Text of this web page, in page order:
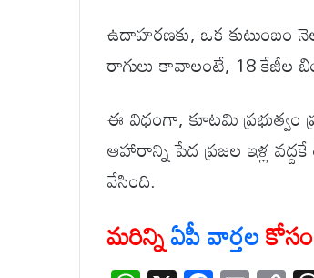
ఉదాహరణకు, ఒక కుటుంబం
రాగులు కావాలంటే, 18 కేజీల
ఈ విధంగా, కూటమి ప్రభుత్వం
ఆహారాన్ని పేద ప్రజల ఇళ్ల
వేసింది.
మరిన్నిఏపీ వార్తల